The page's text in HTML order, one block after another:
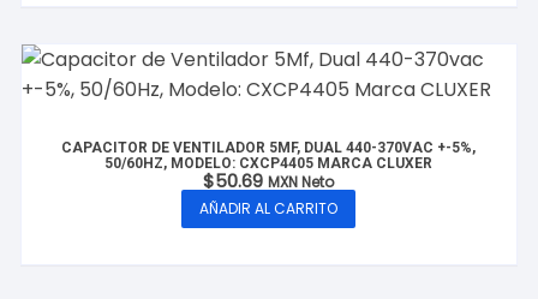
CAPACITOR DE VENTILADOR 5MF, DUAL 440-370VAC +-5%,
50/60HZ, MODELO: CXCP4405 MARCA CLUXER
$50.69 MXN Neto
AÑADIR AL CARRITO